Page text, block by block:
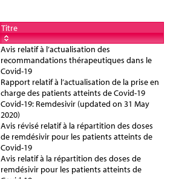
Titre
Avis relatif à l’actualisation des
recommandations thérapeutiques dans le
Covid-19
Rapport relatif à l’actualisation de la prise en
charge des patients atteints de Covid-19
Covid-19: Remdesivir (updated on 31 May
2020)
Avis révisé relatif à la répartition des doses
de remdésivir pour les patients atteints de
Covid-19
Avis relatif à la répartition des doses de
remdésivir pour les patients atteints de